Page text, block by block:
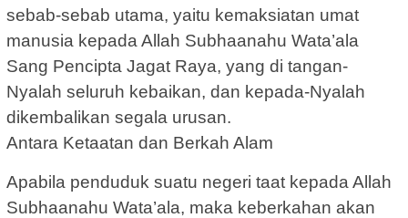
sebab-sebab utama, yaitu kemaksiatan umat
manusia kepada Allah Subhaanahu Wata’ala
Sang Pencipta Jagat Raya, yang di tangan-
Nyalah seluruh kebaikan, dan kepada-Nyalah
dikembalikan segala urusan.
Antara Ketaatan dan Berkah Alam
Apabila penduduk suatu negeri taat kepada Allah
Subhaanahu Wata’ala, maka keberkahan akan